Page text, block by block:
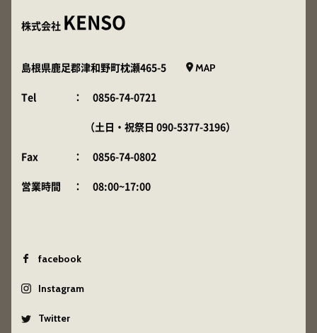
株式会社 KENSO
島根県鹿足郡津和野町枕瀬465-5 MAP
Tel ： 0856-74-0721
（土日・祝祭日 090-5377-3196）
Fax ： 0856-74-0802
営業時間 ： 08:00~17:00
facebook
Instagram
Twitter